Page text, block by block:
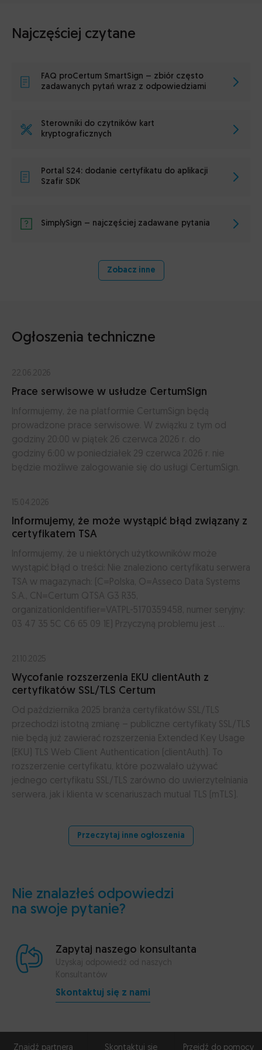
Najczęściej czytane
FAQ proCertum SmartSign – zbiór często
zadawanych pytań wraz z odpowiedziami
Sterowniki do czytników kart
kryptograficznych
Portal S24: dodanie certyfikatu do aplikacji
Szafir SDK
SimplySign – najczęściej zadawane pytania
Zobacz inne
Ogłoszenia techniczne
22.06.2026
Prace serwisowe w usłudze CertumSign
Informujemy, że na platformie CertumSign będą
prowadzone prace serwisowe. W związku z tym od
godziny 20:00 w piątek 26 czerwca 2026 r. do
godziny 6:00 w poniedziałek 29 czerwca 2026 r. nie
będzie możliwe zalogowanie się do usługi CertumSign.
15.04.2026
Informujemy, że może wystąpić błąd związany z
certyfikatem TSA
Informujemy, że u niektórych użytkowników może
wystąpić błąd o treści: Nie znaleziono certyfikatu serwera
TSA w magazynach: (C=Polska, O=Asseco Data Systems
S.A., CN=Certum QTSA G3 R35,
organizationIdentifier=VATPL-5170359458, numer seryjny:
03 47 35 5C C6 65 09 1E) Przyczyną problemu jest ...
21.10.2025
Wycofanie rozszerzenia EKU clientAuth z
certyfikatów SSL/TLS Certum
Od października 2025 branża certyfikatów SSL/TLS
przechodzi istotną zmianę – publiczne certyfikaty SSL/TLS
nie będą już zawierać rozszerzenia Extended Key Usage
(EKU) TLS Web Client Authentication (clientAuth). To
rozszerzenie certyfikatu, które pozwalało używać
jednego certyfikatu SSL/TLS zarówno do uwierzytelniania
serwera, jak i klienta w scenariuszach mutual TLS (mTLS).
Przeczytaj inne ogłoszenia
Nie znalazłeś odpowiedzi
na swoje pytanie?
Zapytaj naszego konsultanta
Uzyskaj odpowiedź od naszych
Konsultantów
Skontaktuj się z nami
Znajdź partnera Skontaktuj się Przejdź do pomocy